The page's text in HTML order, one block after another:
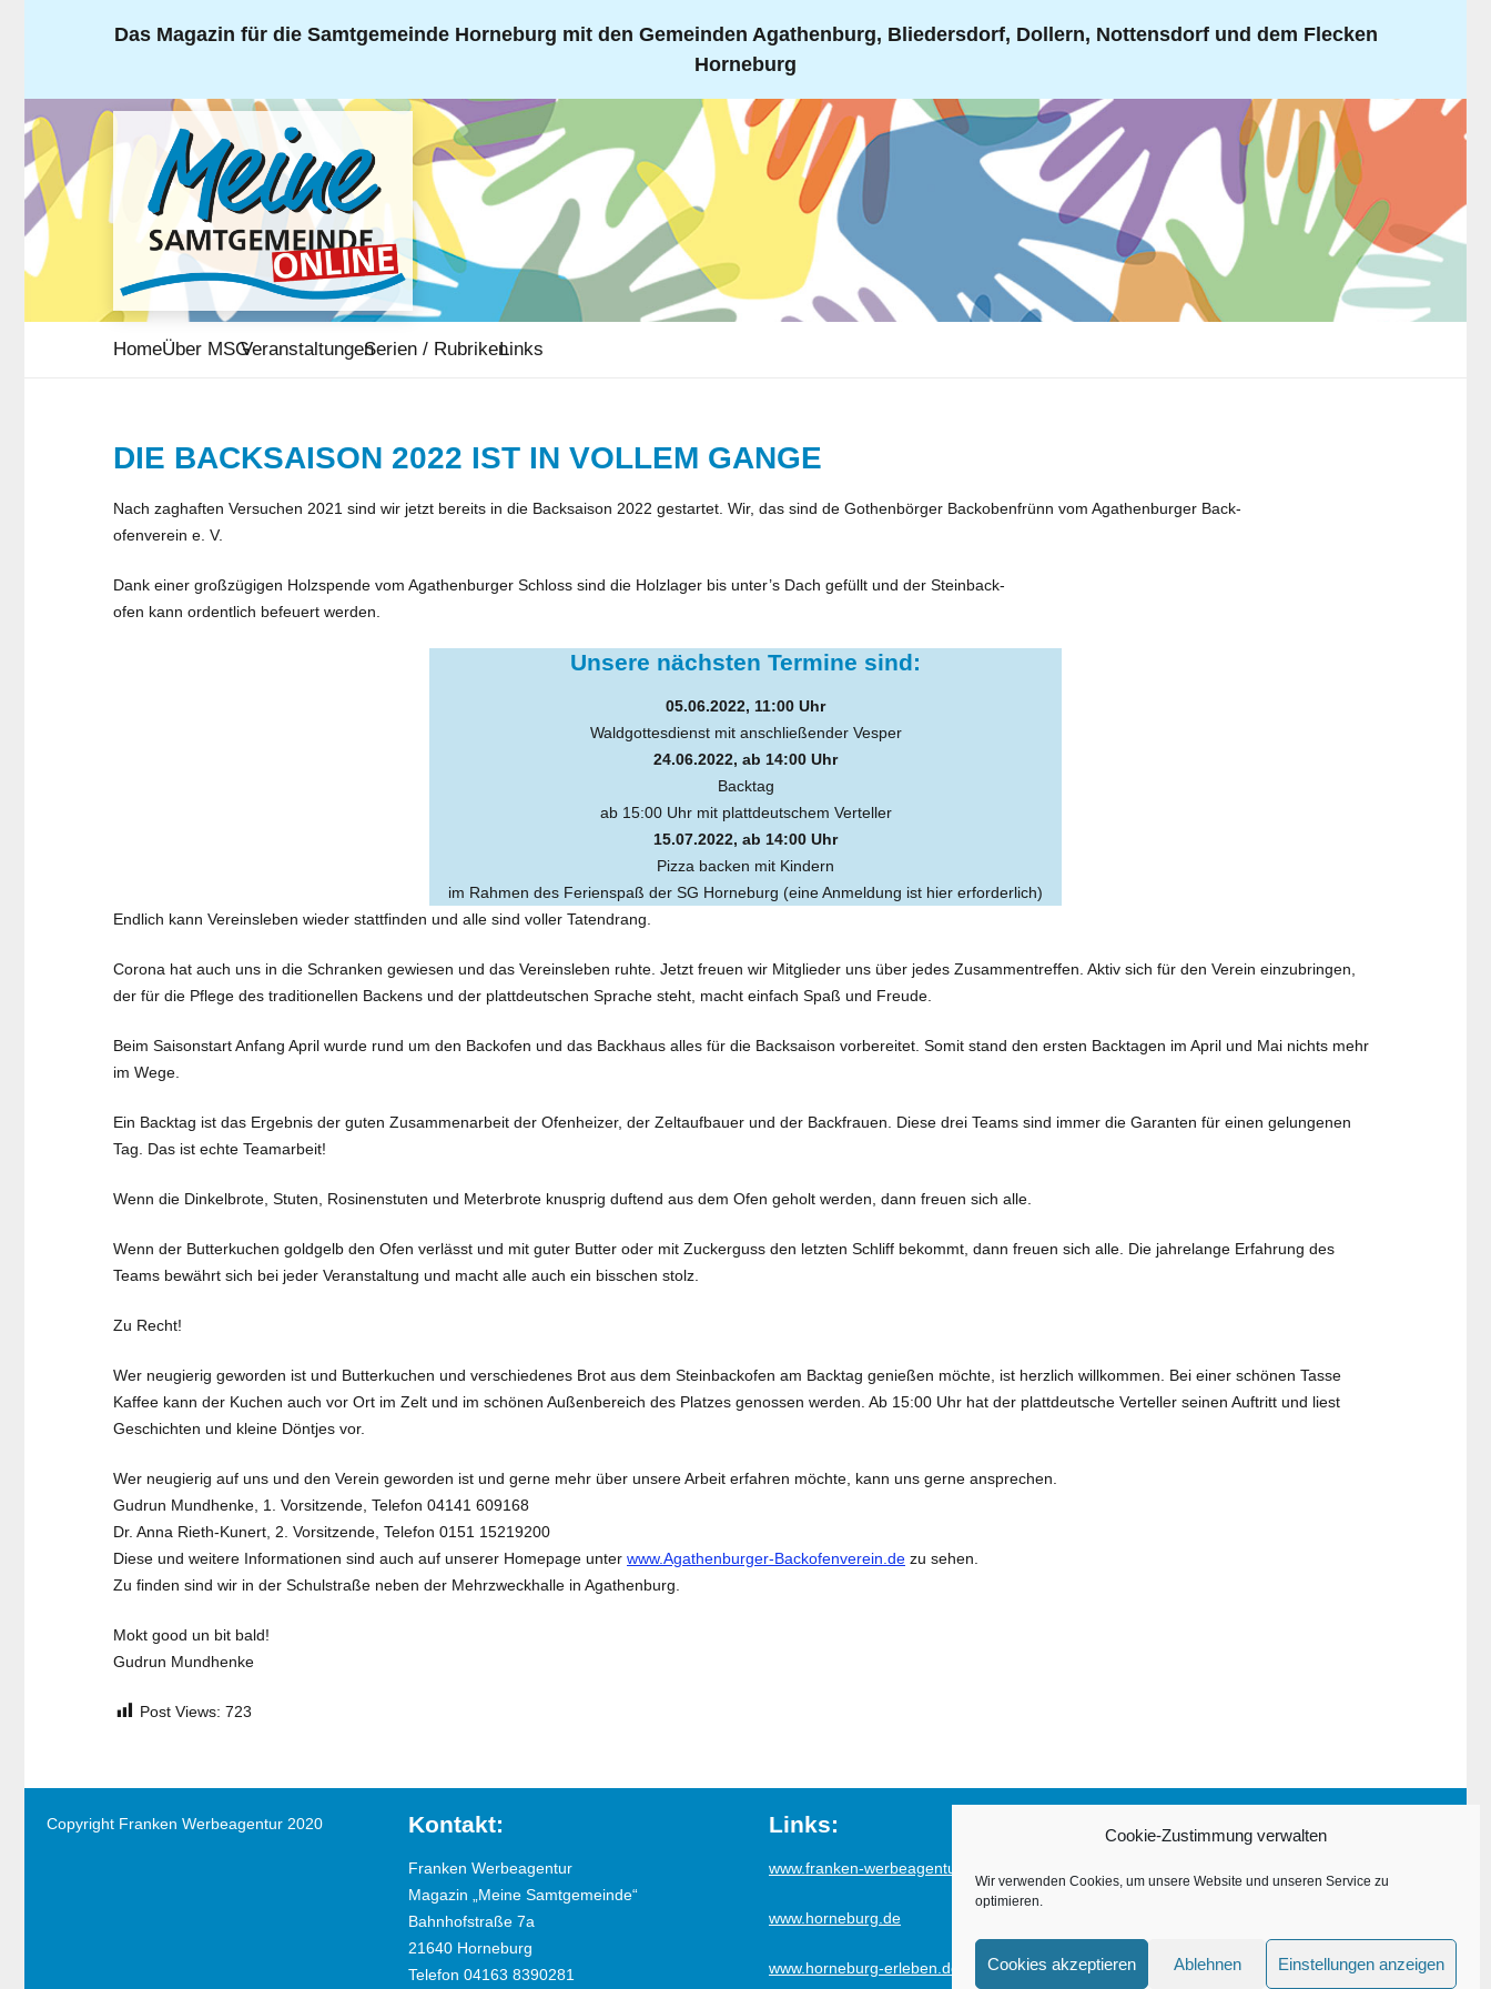
Cookie-Zustimmung verwalten
Wir verwenden Cookies, um unsere Website und unseren Service zu
optimieren.
Cookies akzeptieren Ablehnen Einstellungen anzeigen
Das Magazin für die Samtgemeinde Horneburg mit den Gemeinden Agathenburg, Bliedersdorf, Dollern, Nottensdorf und dem Flecken
Horneburg
HomeÜber MSGVeranstaltungenSerien / RubrikenLinks
DIE BACKSAISON 2022 IST IN VOLLEM GANGE
Nach zaghaften Versuchen 2021 sind wir jetzt bereits in die Backsaison 2022 gestartet. Wir, das sind de Gothenbörger Backobenfrünn vom Agathenburger Back-
ofenverein e. V.
Dank einer großzügigen Holzspende vom Agathenburger Schloss sind die Holzlager bis unter’s Dach gefüllt und der Steinback-
ofen kann ordentlich befeuert werden.
Unsere nächsten Termine sind:
05.06.2022, 11:00 Uhr
Waldgottesdienst mit anschließender Vesper
24.06.2022, ab 14:00 Uhr
Backtag
ab 15:00 Uhr mit plattdeutschem Verteller
15.07.2022, ab 14:00 Uhr
Pizza backen mit Kindern
im Rahmen des Ferienspaß der SG Horneburg (eine Anmeldung ist hier erforderlich)
Endlich kann Vereinsleben wieder stattfinden und alle sind voller Tatendrang.
Corona hat auch uns in die Schranken gewiesen und das Vereinsleben ruhte. Jetzt freuen wir Mitglieder uns über jedes Zusammentreffen. Aktiv sich für den Verein einzubringen,
der für die Pflege des traditionellen Backens und der plattdeutschen Sprache steht, macht einfach Spaß und Freude.
Beim Saisonstart Anfang April wurde rund um den Backofen und das Backhaus alles für die Backsaison vorbereitet. Somit stand den ersten Backtagen im April und Mai nichts mehr
im Wege.
Ein Backtag ist das Ergebnis der guten Zusammenarbeit der Ofenheizer, der Zeltaufbauer und der Backfrauen. Diese drei Teams sind immer die Garanten für einen gelungenen
Tag. Das ist echte Teamarbeit!
Wenn die Dinkelbrote, Stuten, Rosinenstuten und Meterbrote knusprig duftend aus dem Ofen geholt werden, dann freuen sich alle.
Wenn der Butterkuchen goldgelb den Ofen verlässt und mit guter Butter oder mit Zuckerguss den letzten Schliff bekommt, dann freuen sich alle. Die jahrelange Erfahrung des
Teams bewährt sich bei jeder Veranstaltung und macht alle auch ein bisschen stolz.
Zu Recht!
Wer neugierig geworden ist und Butterkuchen und verschiedenes Brot aus dem Steinbackofen am Backtag genießen möchte, ist herzlich willkommen. Bei einer schönen Tasse
Kaffee kann der Kuchen auch vor Ort im Zelt und im schönen Außenbereich des Platzes genossen werden. Ab 15:00 Uhr hat der plattdeutsche Verteller seinen Auftritt und liest
Geschichten und kleine Döntjes vor.
Wer neugierig auf uns und den Verein geworden ist und gerne mehr über unsere Arbeit erfahren möchte, kann uns gerne ansprechen.
Gudrun Mundhenke, 1. Vorsitzende, Telefon 04141 609168
Dr. Anna Rieth-Kunert, 2. Vorsitzende, Telefon 0151 15219200
Diese und weitere Informationen sind auch auf unserer Homepage unter www.Agathenburger-Backofenverein.de zu sehen.
Zu finden sind wir in der Schulstraße neben der Mehrzweckhalle in Agathenburg.
Mokt good un bit bald!
Gudrun Mundhenke
Post Views: 723
Copyright Franken Werbeagentur 2020 Kontakt:
Franken Werbeagentur
Magazin „Meine Samtgemeinde“
Bahnhofstraße 7a
21640 Horneburg
Telefon 04163 8390281
Links:
www.franken-werbeagentur.de
www.horneburg.de
www.horneburg-erleben.de
Datenschutzerklärung